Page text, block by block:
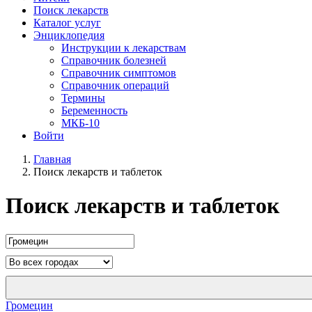
Поиск лекарств
Каталог услуг
Энциклопедия
Инструкции к лекарствам
Справочник болезней
Справочник симптомов
Справочник операций
Термины
Беременность
МКБ-10
Войти
Главная
Поиск лекарств и таблеток
Поиск лекарств и таблеток
Громецин